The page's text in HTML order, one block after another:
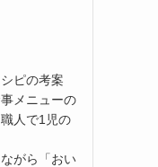
ピの考案
メニューの
人で1児の
がら「おい